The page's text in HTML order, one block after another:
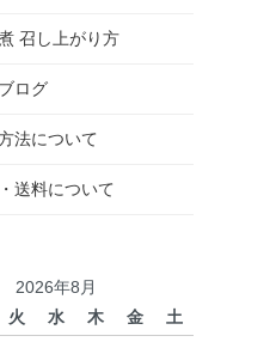
召し上がり方
ログ
法について
送料について
2026年8月
火 水 木 金
土